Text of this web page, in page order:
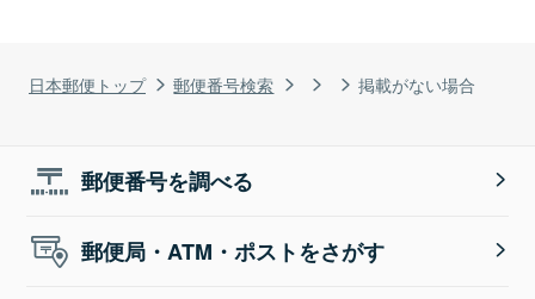
日本郵便トップ 郵便番号検索 掲載がない場合
郵便番号を調べる
郵便局・ATM・ポストをさがす